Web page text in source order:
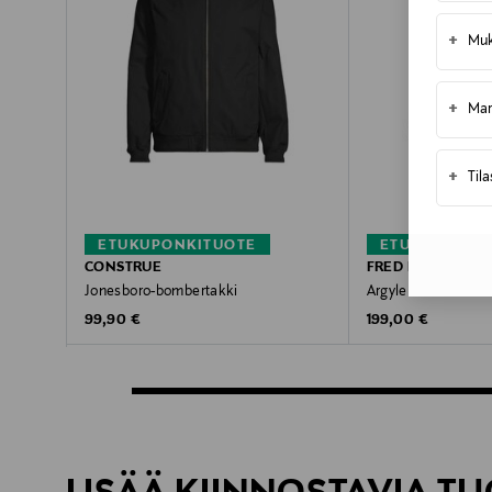
+
+
+
ETUKUPONKITUOTE
CONSTRUE
Jonesboro-bombertakki
Original Price
99,90 €
FRED PERRY
Argyle Track -takki
Original Price
199,00 €